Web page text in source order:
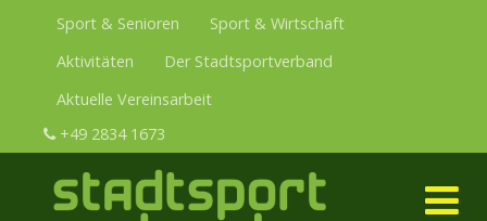
Sport & Senioren
Sport & Wirtschaft
Aktivitäten
Der Stadtsportverband
Aktuelle Vereinsarbeit
+49 2834 1673